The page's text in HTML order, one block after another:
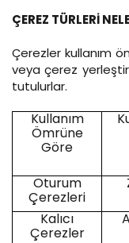
ÇEREZ TÜRLERİ
Çerezler kullanım
veya çerez
tutulurlar.
Kullanım
Ömrüne
Göre
Oturum
Çerezleri
Kalıcı
Çerezler